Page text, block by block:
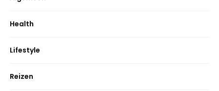
Health
Lifestyle
Reizen